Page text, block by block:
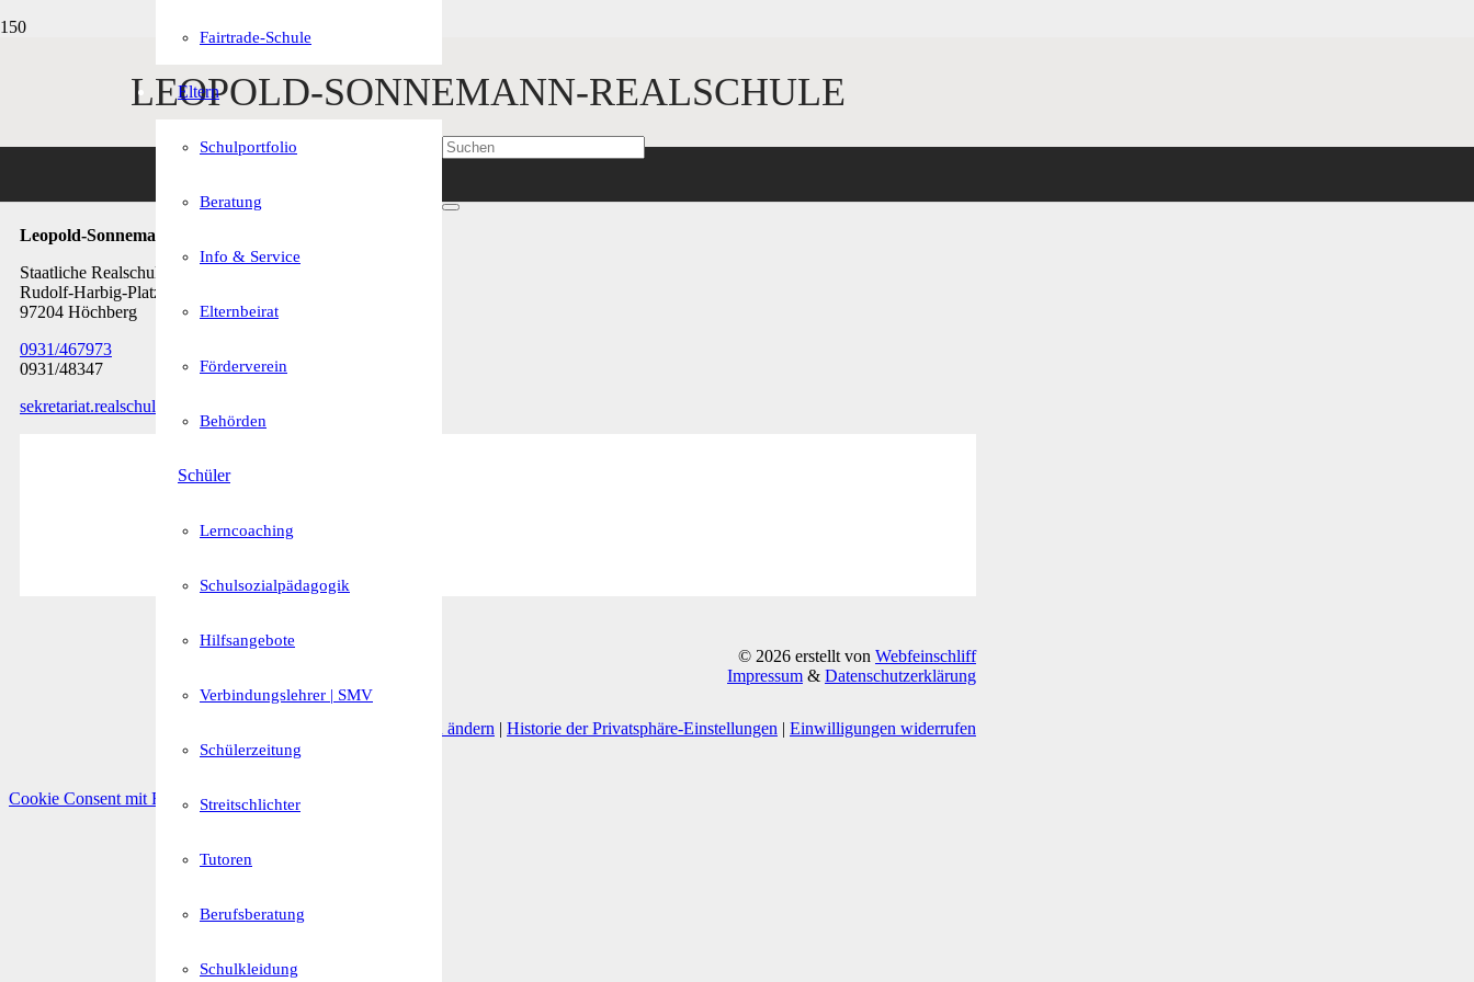
LEOPOLD-SONNEMANN-REALSCHULE
Fairtrade-Schule
Eltern
Schulportfolio
Beratung
Info & Service
Elternbeirat
Förderverein
Behörden
Schüler
Lerncoaching
Schulsozialpädagogik
Hilfsangebote
Verbindungslehrer | SMV
Schülerzeitung
Streitschlichter
Tutoren
Berufsberatung
Schulkleidung
Leopold-Sonnemann-Realschule
Staatliche Realschule Höchberg
Rudolf-Harbig-Platz 7
97204 Höchberg
0931/467973
0931/48347
sekretariat.realschule@rs-hoechberg.bayern.de
© 2026 erstellt von Webfeinschliff
Impressum& Datenschutzerklärung
Privatsphäre-Einstellungen ändern | Historie der Privatsphäre-Einstellungen | Einwilligungen widerrufen
Cookie Consent mit Real Cookie Banner